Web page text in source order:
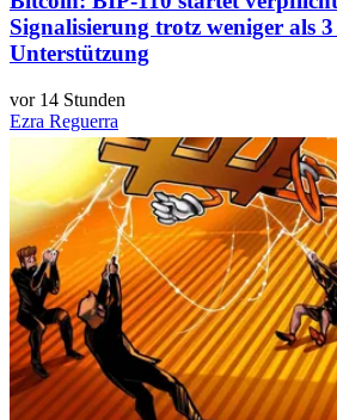
Signalisierung trotz weniger als
Unterstützung
vor 14 Stunden
Ezra Reguerra